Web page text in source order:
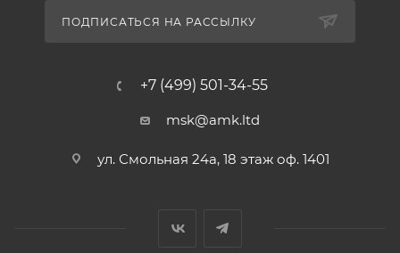
ПОДПИСАТЬСЯ НА РАССЫЛКУ
+7 (499) 501-34-55
msk@amk.ltd
ул. Смольная 24а, 18 этаж оф. 1401